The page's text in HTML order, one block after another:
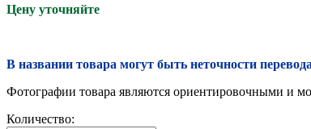
Цену уточняйте
В названии товара могут быть неточности
Фотографии товара являются ориентировочными и
Количество: